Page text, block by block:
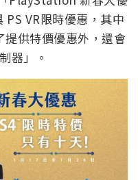
PS VR限時優惠，其中
提供特價優惠外，還會
器」。